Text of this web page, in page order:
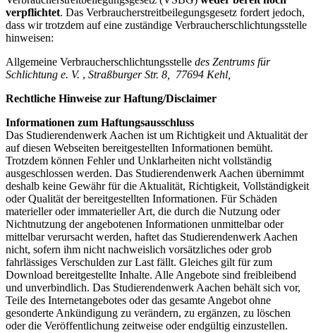
verpflichtet. Das Verbraucherstreitbeilegungsgesetz fordert jedoch,
dass wir trotzdem auf eine zuständige Verbraucherschlichtungsstelle
hinweisen:
Allgemeine Verbraucherschlichtungsstelle des Zentrums für
Schlichtung e. V. , Straßburger Str. 8, 77694 Kehl,
Rechtliche Hinweise zur Haftung/Disclaimer
Informationen zum Haftungsausschluss
Das Studierendenwerk Aachen ist um Richtigkeit und Aktualität der
auf diesen Webseiten bereitgestellten Informationen bemüht.
Trotzdem können Fehler und Unklarheiten nicht vollständig
ausgeschlossen werden. Das Studierendenwerk Aachen übernimmt
deshalb keine Gewähr für die Aktualität, Richtigkeit, Vollständigkeit
oder Qualität der bereitgestellten Informationen. Für Schäden
materieller oder immaterieller Art, die durch die Nutzung oder
Nichtnutzung der angebotenen Informationen unmittelbar oder
mittelbar verursacht werden, haftet das Studierendenwerk Aachen
nicht, sofern ihm nicht nachweislich vorsätzliches oder grob
fahrlässiges Verschulden zur Last fällt. Gleiches gilt für zum
Download bereitgestellte Inhalte. Alle Angebote sind freibleibend
und unverbindlich. Das Studierendenwerk Aachen behält sich vor,
Teile des Internetangebotes oder das gesamte Angebot ohne
gesonderte Ankündigung zu verändern, zu ergänzen, zu löschen
oder die Veröffentlichung zeitweise oder endgültig einzustellen.